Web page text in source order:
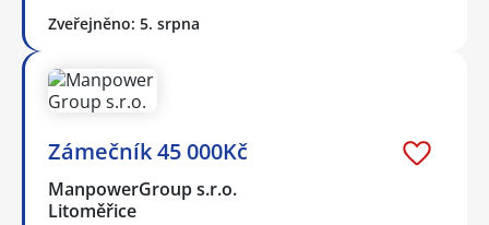
Zveřejněno: 5. srpna
Zámečník 45 000Kč
ManpowerGroup s.r.o.
Litoměřice